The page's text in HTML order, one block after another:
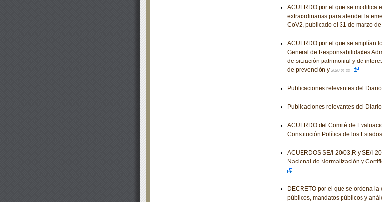
ACUERDO por el que se modifica
extraordinarias para atender la
CoV2, publicado el 31 de marzo
ACUERDO por el que se amplían
General de Responsabilidades
de situación patrimonial y de
de prevención y 2020-04-22
Publicaciones relevantes del
Publicaciones relevantes del
ACUERDO del Comité de
Constitución Política de los
ACUERDOS SE/I-20/03,R y SE/I-
Nacional de Normalización y
DECRETO por el que se ordena
públicos, mandatos públicos y